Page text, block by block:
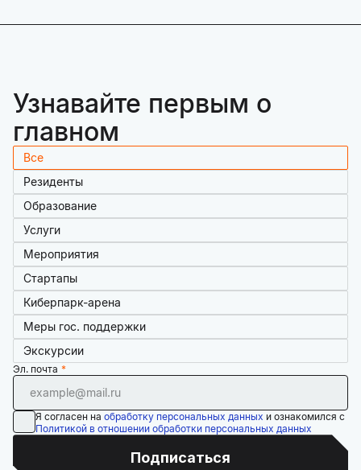
Узнавайте первым о
главном
Все
Резиденты
Образование
Услуги
Мероприятия
Стартапы
Киберпарк-арена
Меры гос. поддержки
Экскурсии
Эл. почта
Я согласен на обработку персональных данных и ознакомился с
Политикой в отношении обработки персональных данных
Подписаться